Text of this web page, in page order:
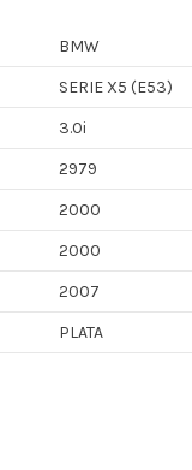
BMW
SERIE X5 (E53)
3.0i
2979
2000
2000
2007
PLATA